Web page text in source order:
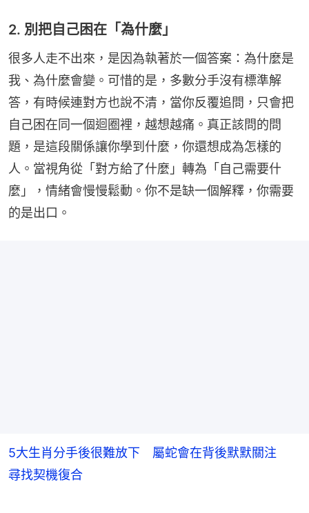
2. 別把自己困在「為什麼」
很多人走不出來，是因為執著於一個答案：為什麼是
我、為什麼會變。可惜的是，多數分手沒有標準解
答，有時候連對方也說不清，當你反覆追問，只會把
自己困在同一個迴圈裡，越想越痛。真正該問的問
題，是這段關係讓你學到什麼，你還想成為怎樣的
人。當視角從「對方給了什麼」轉為「自己需要什
麼」，情緒會慢慢鬆動。你不是缺一個解釋，你需要
的是出口。
5大生肖分手後很難放下 屬蛇會在背後默默關注
尋找契機復合